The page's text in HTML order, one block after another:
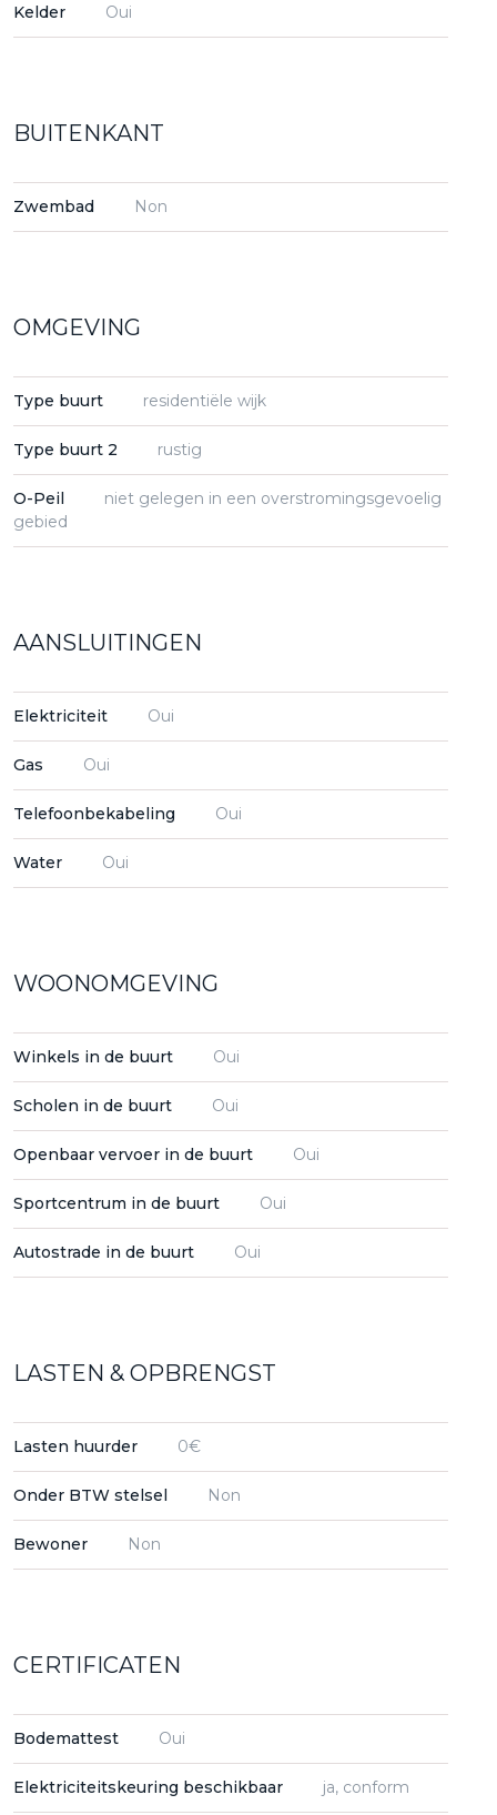
Kelder Oui
BUITENKANT
Zwembad Non
OMGEVING
Type buurt residentiële wijk
Type buurt 2 rustig
O-Peil
niet gelegen in een overstromingsgevoelig
gebied
AANSLUITINGEN
Elektriciteit Oui
Gas Oui
Telefoonbekabeling Oui
Water Oui
WOONOMGEVING
Winkels in de buurt Oui
Scholen in de buurt Oui
Openbaar vervoer in de buurt Oui
Sportcentrum in de buurt Oui
Autostrade in de buurt Oui
LASTEN & OPBRENGST
Lasten huurder 0€
Onder BTW stelsel Non
Bewoner Non
CERTIFICATEN
Bodemattest Oui
Elektriciteitskeuring beschikbaar ja, conform